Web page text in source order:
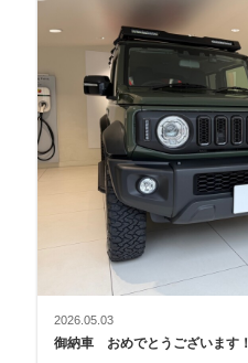
2026.05.03
御納車 おめでとうございます！